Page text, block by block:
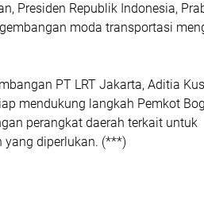
Presiden Republik Indonesia,
moda transportasi
PT LRT Jakarta, Aditia
mendukung langkah Pemkot
perangkat daerah terkait untuk
yang diperlukan. (***)